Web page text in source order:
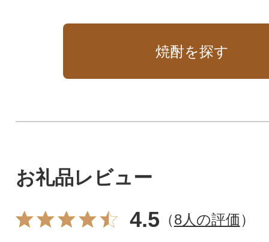
位の人気焼酎です
焼酎を探す
お礼品レビュー
4.5 （8人の評価）